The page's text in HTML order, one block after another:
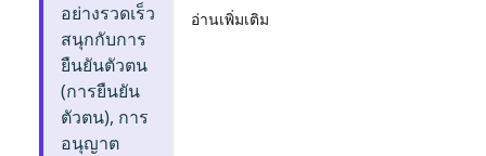
อย่างรวดเร็ว
สนุกกับการ
ยืนยันตัวตน
(การยืนยัน
ตัวตน), การ
อนุญาต
อ่านเพิ่มเติม